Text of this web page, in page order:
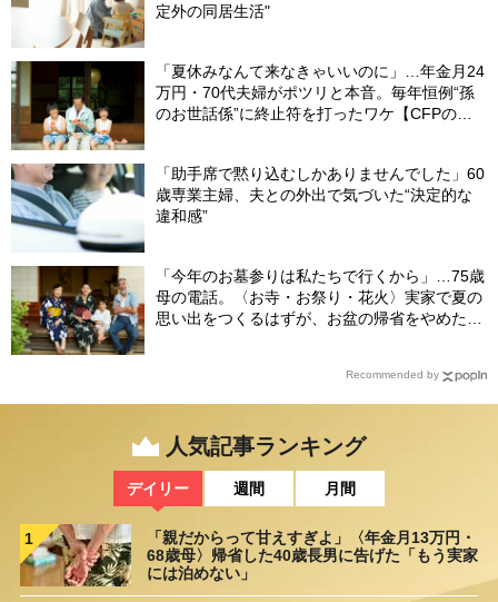
定外の同居生活"
「夏休みなんて来なきゃいいのに」…年金月24
万円・70代夫婦がポツリと本音。毎年恒例“孫
のお世話係”に終止符を打ったワケ【CFPの助
「助手席で黙り込むしかありませんでした」60
歳専業主婦、夫との外出で気づいた“決定的な
違和感”
「今年のお墓参りは私たちで行くから」…75歳
母の電話。〈お寺・お祭り・花火〉実家で夏の
思い出をつくるはずが、お盆の帰省をやめた理
Recommended by
人気記事ランキング
デイリー 週間 月間
1
「親だからって甘えすぎよ」〈年金月13万円・
68歳母〉帰省した40歳長男に告げた「もう実家
には泊めない」